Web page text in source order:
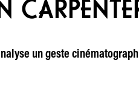
un geste